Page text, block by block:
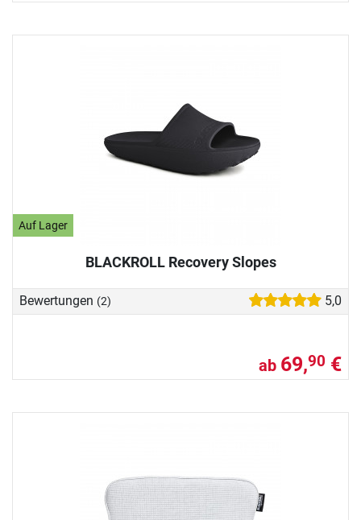
Auf Lager
BLACKROLL Recovery Slopes
Bewertungen (2) 5,0
ab 69,90 €